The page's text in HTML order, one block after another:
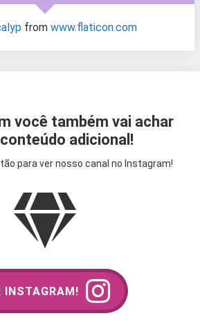
from www.flaticon.com
você também vai achar
adicional!
para ver nosso canal no Instagram!
INSTAGRAM!